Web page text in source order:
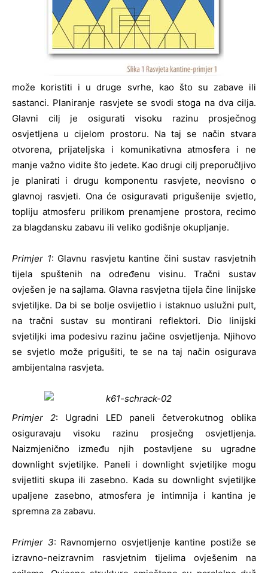
može koristiti i u druge svrhe, kao što su zabave ili
sastanci. Planiranje rasvjete se svodi stoga na dva cilja.
Glavni cilj je osigurati visoku razinu prosječnog
osvjetljena u cijelom prostoru. Na taj se način stvara
otvorena, prijateljska i komunikativna atmosfera i ne
manje važno vidite što jedete. Kao drugi cilj preporučljivo
je planirati i drugu komponentu rasvjete, neovisno o
glavnoj rasvjeti. Ona će osiguravati prigušenije svjetlo,
topliju atmosferu prilikom prenamjene prostora, recimo
za blagdansku zabavu ili veliko godišnje okupljanje.
Primjer 1: Glavnu rasvjetu kantine čini sustav rasvjetnih
tijela spuštenih na određenu visinu. Tračni sustav
ovješen je na sajlama. Glavna rasvjetna tijela čine linijske
svjetiljke. Da bi se bolje osvijetlio i istaknuo uslužni pult,
na tračni sustav su montirani reflektori. Dio linijski
svjetiljki ima podesivu razinu jačine osvjetljenja. Njihovo
se svjetlo može prigušiti, te se na taj način osigurava
ambijentalna rasvjeta.
Primjer 2: Ugradni LED paneli četverokutnog oblika
osiguravaju visoku razinu prosječng osvjetljenja.
Naizmjenično između njih postavljene su ugradne
downlight svjetiljke. Paneli i downlight svjetiljke mogu
svijetliti skupa ili zasebno. Kada su downlight svjetiljke
upaljene zasebno, atmosfera je intimnija i kantina je
spremna za zabavu.
Primjer 3: Ravnomjerno osvjetljenje kantine postiže se
izravno-neizravnim rasvjetnim tijelima ovješenim na